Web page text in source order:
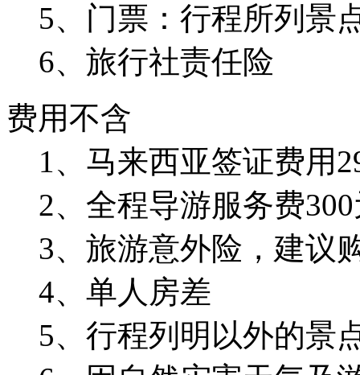
5、门票：行程所列景
6、旅行社责任险
费用不含
1、马来西亚签证费用
2、全程导游服务费
3、旅游意外险，建议
4、单人房差
5、行程列明以外的景